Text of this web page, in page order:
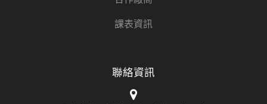
課表資訊
聯絡資訊